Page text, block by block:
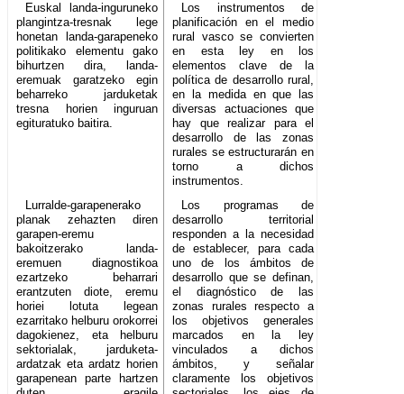
Euskal landa-inguruneko
plangintza-tresnak lege
honetan landa-garapeneko
politikako elementu gako
bihurtzen dira, landa-
eremuak garatzeko egin
beharreko jarduketak
tresna horien inguruan
egituratuko baitira.
Los instrumentos de
planificación en el medio
rural vasco se convierten
en esta ley en los
elementos clave de la
política de desarrollo rural,
en la medida en que las
diversas actuaciones que
hay que realizar para el
desarrollo de las zonas
rurales se estructurarán en
torno a dichos
instrumentos.
Lurralde-garapenerako
planak zehazten diren
garapen-eremu
bakoitzerako landa-
eremuen diagnostikoa
ezartzeko beharrari
erantzuten diote, eremu
horiei lotuta legean
ezarritako helburu orokorrei
dagokienez, eta helburu
sektorialak, jarduketa-
ardatzak eta ardatz horien
garapenean parte hartzen
Los programas de
desarrollo territorial
responden a la necesidad
de establecer, para cada
uno de los ámbitos de
desarrollo que se definan,
el diagnóstico de las
zonas rurales respecto a
los objetivos generales
marcados en la ley
vinculados a dichos
ámbitos, y señalar
claramente los objetivos